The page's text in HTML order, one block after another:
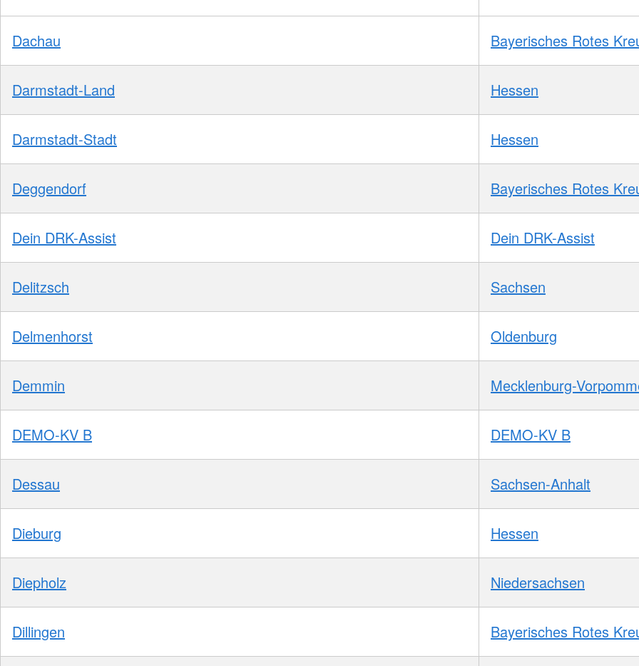
Dachau Bayerisches Rotes
Darmstadt-Land Hessen
Darmstadt-Stadt Hessen
Deggendorf Bayerisches Rotes
Dein DRK-Assist Dein DRK-Assist
Delitzsch Sachsen
Delmenhorst Oldenburg
Demmin Mecklenburg-
DEMO-KV B DEMO-KV B
Dessau Sachsen-Anhalt
Dieburg Hessen
Diepholz Niedersachsen
Dillingen Bayerisches Rotes